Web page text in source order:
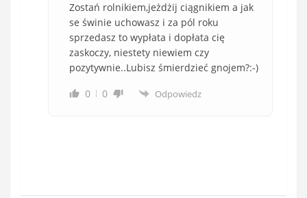
Zostań rolnikiem,jeżdżij ciągnikiem a jak
se świnie uchowasz i za pól roku
sprzedasz to wypłata i dopłata cię
zaskoczy, niestety niewiem czy
pozytywnie..Lubisz śmierdzieć gnojem?:-)
0
0 Odpowiedz